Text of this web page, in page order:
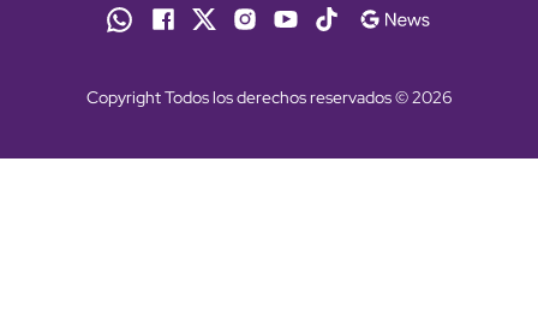
Copyright Todos los derechos reservados © 2026